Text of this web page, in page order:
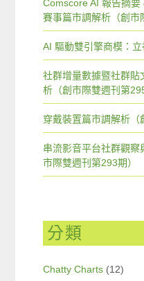
Comscore AI 報告摘
賽事篇市調解析（創市
AI 驅動雙引擎商模：
社群增量數據暨社群貼
析（創市際雙週刊第
穿戴裝置篇市調解析（
串流影音平台社群觀察
市際雙週刊第293期）
分類
Chatty Charts (12)